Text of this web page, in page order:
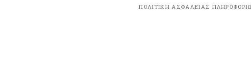
ΠΟΛΙΤΙΚΗ ΑΣΦΑΛΕΙΑΣ